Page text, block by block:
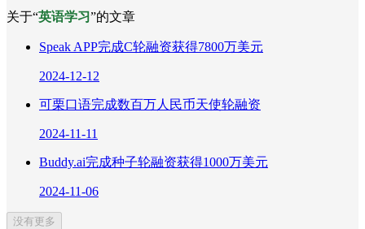
关于“英语学习”的文章
Speak APP完成C轮融资获得7800万美元
2024-12-12
可栗口语完成数百万人民币天使轮融资
2024-11-11
Buddy.ai完成种子轮融资获得1000万美元
2024-11-06
没有更多